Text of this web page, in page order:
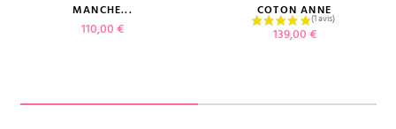
MANCHE...
Prix
110,00 €
COTON ANNE
Prix
139,00 €